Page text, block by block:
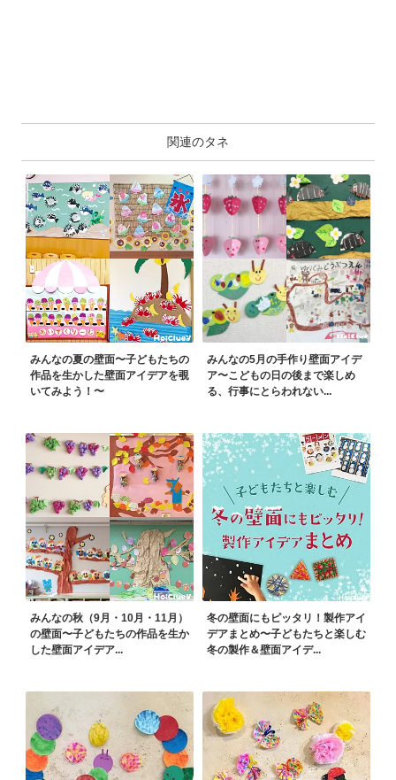
関連のタネ
みんなの夏の壁面〜子どもたちの
作品を生かした壁面アイデアを覗
いてみよう！〜
みんなの5月の手作り壁面アイデ
ア〜こどもの日の後まで楽しめ
る、行事にとらわれない...
みんなの秋（9月・10月・11月）
の壁面〜子どもたちの作品を生か
した壁面アイデア...
冬の壁面にもピッタリ！製作アイ
デアまとめ〜子どもたちと楽しむ
冬の製作＆壁面アイデ...